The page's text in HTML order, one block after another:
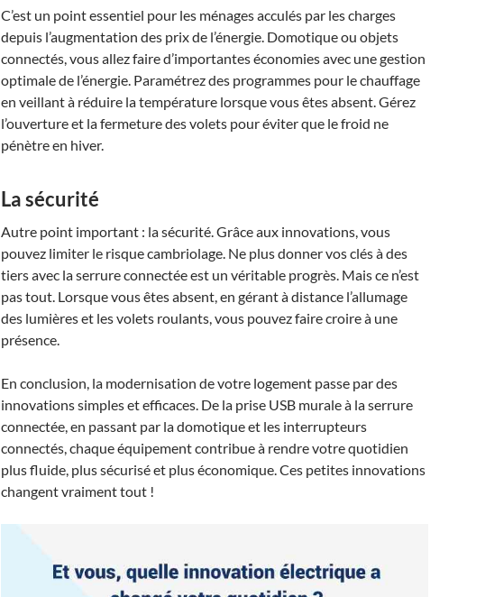
C’est un point essentiel pour les ménages acculés par les charges
depuis l’augmentation des prix de l’énergie. Domotique ou objets
connectés, vous allez faire d’importantes économies avec une gestion
optimale de l’énergie. Paramétrez des programmes pour le chauffage
en veillant à réduire la température lorsque vous êtes absent. Gérez
l’ouverture et la fermeture des volets pour éviter que le froid ne
pénètre en hiver.
La sécurité
Autre point important : la sécurité. Grâce aux innovations, vous
pouvez limiter le risque cambriolage. Ne plus donner vos clés à des
tiers avec la serrure connectée est un véritable progrès. Mais ce n’est
pas tout. Lorsque vous êtes absent, en gérant à distance l’allumage
des lumières et les volets roulants, vous pouvez faire croire à une
présence.
En conclusion, la modernisation de votre logement passe par des
innovations simples et efficaces. De la prise USB murale à la serrure
connectée, en passant par la domotique et les interrupteurs
connectés, chaque équipement contribue à rendre votre quotidien
plus fluide, plus sécurisé et plus économique. Ces petites innovations
changent vraiment tout !